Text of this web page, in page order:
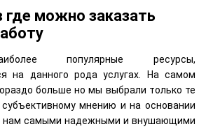
где можно заказать
популярные ресурсы,
на данного рода услугах. На самом
больше но мы выбрали только те
мнению и на основании
нам самыми надежными и внушающими